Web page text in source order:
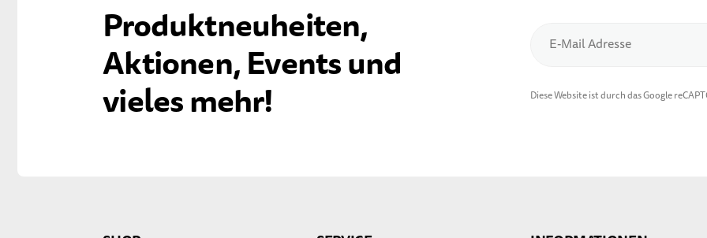
E-Mail Adresse
Diese Website ist durch das Google
Produktneuheiten,
Aktionen, Events und
vieles mehr!